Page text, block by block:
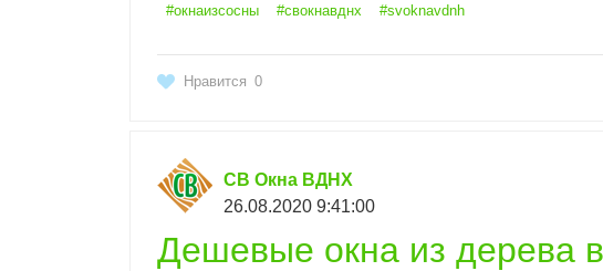
#окнаизсосны
#свокнавднх #svoknavdnh
Нравится 0
СВ Окна ВДНХ
26.08.2020 9:41:00
Дешевые окна из дерева